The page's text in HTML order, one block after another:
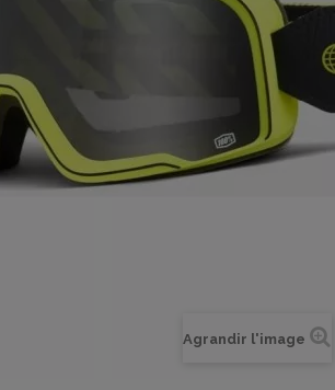
Agrandir l'image